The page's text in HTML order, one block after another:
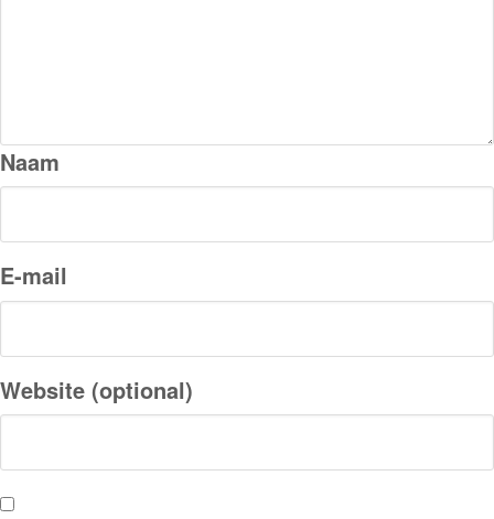
Naam
E-mail
Website (optional)